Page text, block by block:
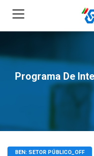
Programa De
BEN: SETOR PÚBLICO_OFF